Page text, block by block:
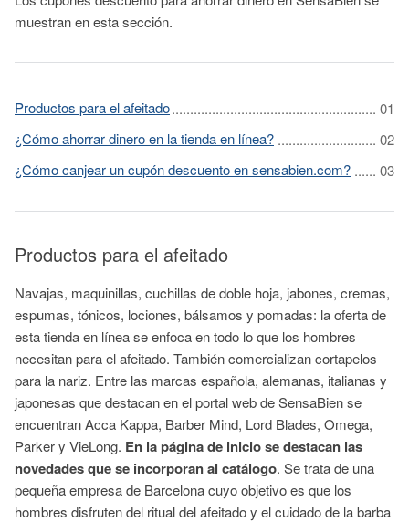
muestran en esta sección.
Productos para el afeitado
¿Cómo ahorrar dinero en la tienda en línea?
¿Cómo canjear un cupón descuento en sensabien.com?
Productos para el afeitado
Navajas, maquinillas, cuchillas de doble hoja, jabones, cremas,
espumas, tónicos, lociones, bálsamos y pomadas: la oferta de
esta tienda en línea se enfoca en todo lo que los hombres
necesitan para el afeitado. También comercializan cortapelos
para la nariz. Entre las marcas española, alemanas, italianas y
japonesas que destacan en el portal web de SensaBien se
encuentran Acca Kappa, Barber Mind, Lord Blades, Omega,
Parker y VieLong. En la página de inicio se destacan las
novedades que se incorporan al catálogo. Se trata de una
pequeña empresa de Barcelona cuyo objetivo es que los
hombres disfruten del ritual del afeitado y el cuidado de la barba